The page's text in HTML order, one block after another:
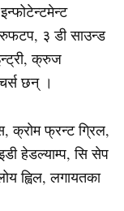
३ डी साउन्ड
क्रुज
छन् ।
क्रोम फ्रन्ट ग्रिल,
हेडल्याम्प, सि सेप
ह्विल, लगायतका